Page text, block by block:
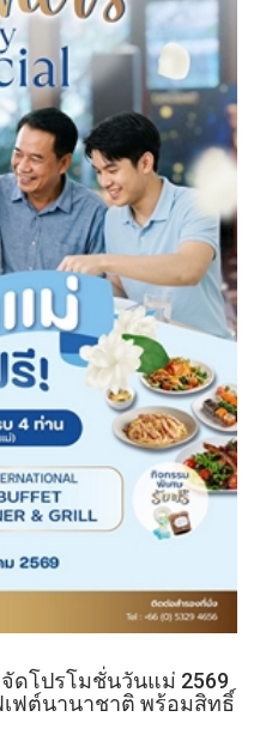
ดโปรโมชั่นวันแม่ 2569
ฟต์นานาชาติ พร้อมสิทธิ์